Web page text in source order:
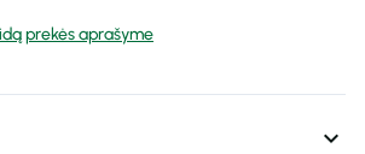
prekės aprašyme
expand_more